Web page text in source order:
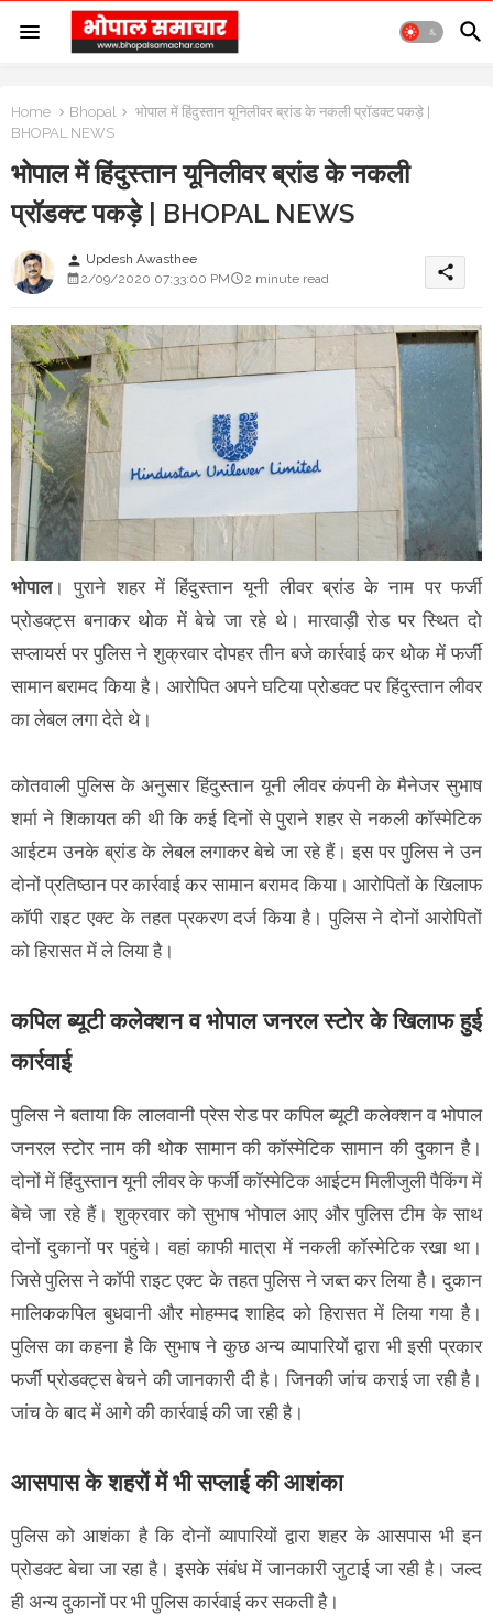
Home Bhopal
भोपाल में हिंदुस्तान यूनिलीवर ब्रांड के नकली प्रॉडक्ट पकड़े |
BHOPAL NEWS
भोपाल में हिंदुस्तान यूनिलीवर ब्रांड के नकली
प्रॉडक्ट पकड़े | BHOPAL NEWS
person Updesh Awasthee
2/09/2020 07:33:00 PM
2 minute read share
भोपाल। पुराने शहर में हिंदुस्तान यूनी लीवर ब्रांड के नाम पर फर्जी
प्रोडक्ट्स बनाकर थोक में बेचे जा रहे थे। मारवाड़ी रोड पर स्थित दो
सप्लायर्स पर पुलिस ने शुक्रवार दोपहर तीन बजे कार्रवाई कर थोक में फर्जी
सामान बरामद किया है। आरोपित अपने घटिया प्रोडक्ट पर हिंदुस्तान लीवर
का लेबल लगा देते थे।
कोतवाली पुलिस के अनुसार हिंदुस्तान यूनी लीवर कंपनी के मैनेजर सुभाष
शर्मा ने शिकायत की थी कि कई दिनों से पुराने शहर से नकली कॉस्मेटिक
आईटम उनके ब्रांड के लेबल लगाकर बेचे जा रहे हैं। इस पर पुलिस ने उन
दोनों प्रतिष्ठान पर कार्रवाई कर सामान बरामद किया। आरोपितों के खिलाफ
कॉपी राइट एक्ट के तहत प्रकरण दर्ज किया है। पुलिस ने दोनों आरोपितों
को हिरासत में ले लिया है।
कपिल ब्यूटी कलेक्शन व भोपाल जनरल स्टोर के खिलाफ हुई
कार्रवाई
पुलिस ने बताया कि लालवानी प्रेस रोड पर कपिल ब्यूटी कलेक्शन व भोपाल
जनरल स्टोर नाम की थोक सामान की कॉस्मेटिक सामान की दुकान है।
दोनों में हिंदुस्तान यूनी लीवर के फर्जी कॉस्मेटिक आईटम मिलीजुली पैकिंग में
बेचे जा रहे हैं। शुक्रवार को सुभाष भोपाल आए और पुलिस टीम के साथ
दोनों दुकानों पर पहुंचे। वहां काफी मात्रा में नकली कॉस्मेटिक रखा था।
जिसे पुलिस ने कॉपी राइट एक्ट के तहत पुलिस ने जब्त कर लिया है। दुकान
मालिककपिल बुधवानी और मोहम्मद शाहिद को हिरासत में लिया गया है।
पुलिस का कहना है कि सुभाष ने कुछ अन्य व्यापारियों द्वारा भी इसी प्रकार
फर्जी प्रोडक्ट्स बेचने की जानकारी दी है। जिनकी जांच कराई जा रही है।
जांच के बाद में आगे की कार्रवाई की जा रही है।
आसपास के शहरों में भी सप्लाई की आशंका
पुलिस को आशंका है कि दोनों व्यापारियों द्वारा शहर के आसपास भी इन
प्रोडक्ट बेचा जा रहा है। इसके संबंध में जानकारी जुटाई जा रही है। जल्द
ही अन्य दुकानों पर भी पुलिस कार्रवाई कर सकती है।